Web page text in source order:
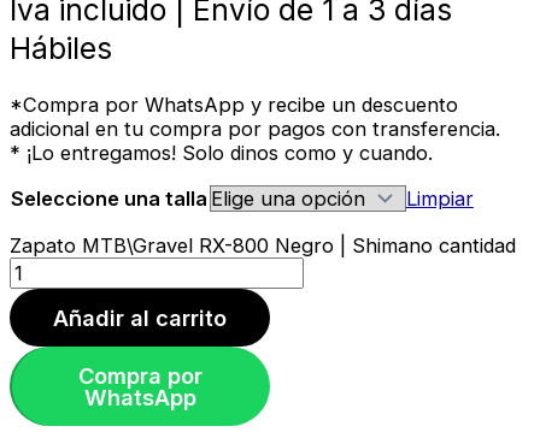
Iva incluido | Envío de 1 a 3 días
Hábiles
*Compra por WhatsApp y recibe un descuento
adicional en tu compra por pagos con transferencia.
* ¡Lo entregamos! Solo dinos como y cuando.
Seleccione una talla
Limpiar
Zapato MTB\Gravel RX-800 Negro | Shimano cantidad
Añadir al carrito
Compra por
WhatsApp